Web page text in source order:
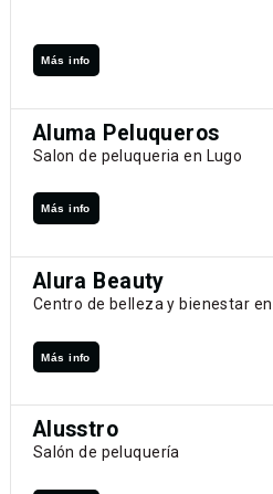
Más info
Aluma Peluqueros
Salon de peluqueria en Lugo
Más info
Alura Beauty
Centro de belleza y bienestar
Más info
Alusstro
Salón de peluquería